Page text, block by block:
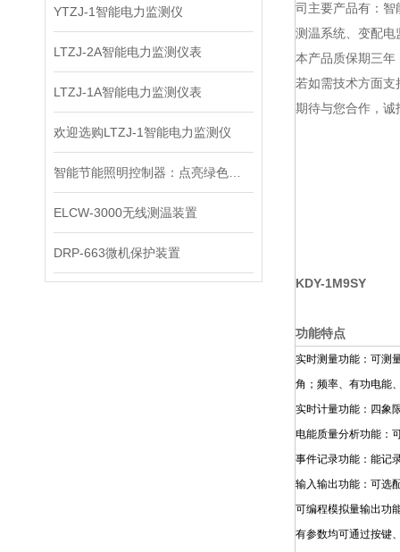
YTZJ-1智能电力监测仪
LTZJ-2A智能电力监测仪表
LTZJ-1A智能电力监测仪表
欢迎选购LTZJ-1智能电力监测仪
ELCW-3000无线测温装置
DRP-663微机保护装置
司主要产品有：智
测温系统、变配电
本产品质保期三年
若如需技术方面
期待与您合作，
KDY-1M9SY
功能特点
实时测量功能：可测
角；频率、有功电能
实时计量功能：四象
电能质量分析功能：
事件记录功能：能记
输入输出功能：可选
可编程模拟量输出功
有参数均可通过按键